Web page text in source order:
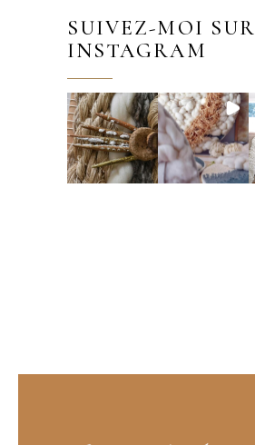
SUIVEZ-MOI SUR
INSTAGRAM